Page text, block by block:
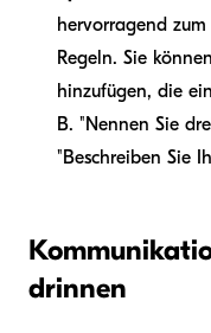
hervorragend
Regeln. Sie
hinzufügen, die
B. "Nennen Sie
"Beschreiben Sie
drinnen